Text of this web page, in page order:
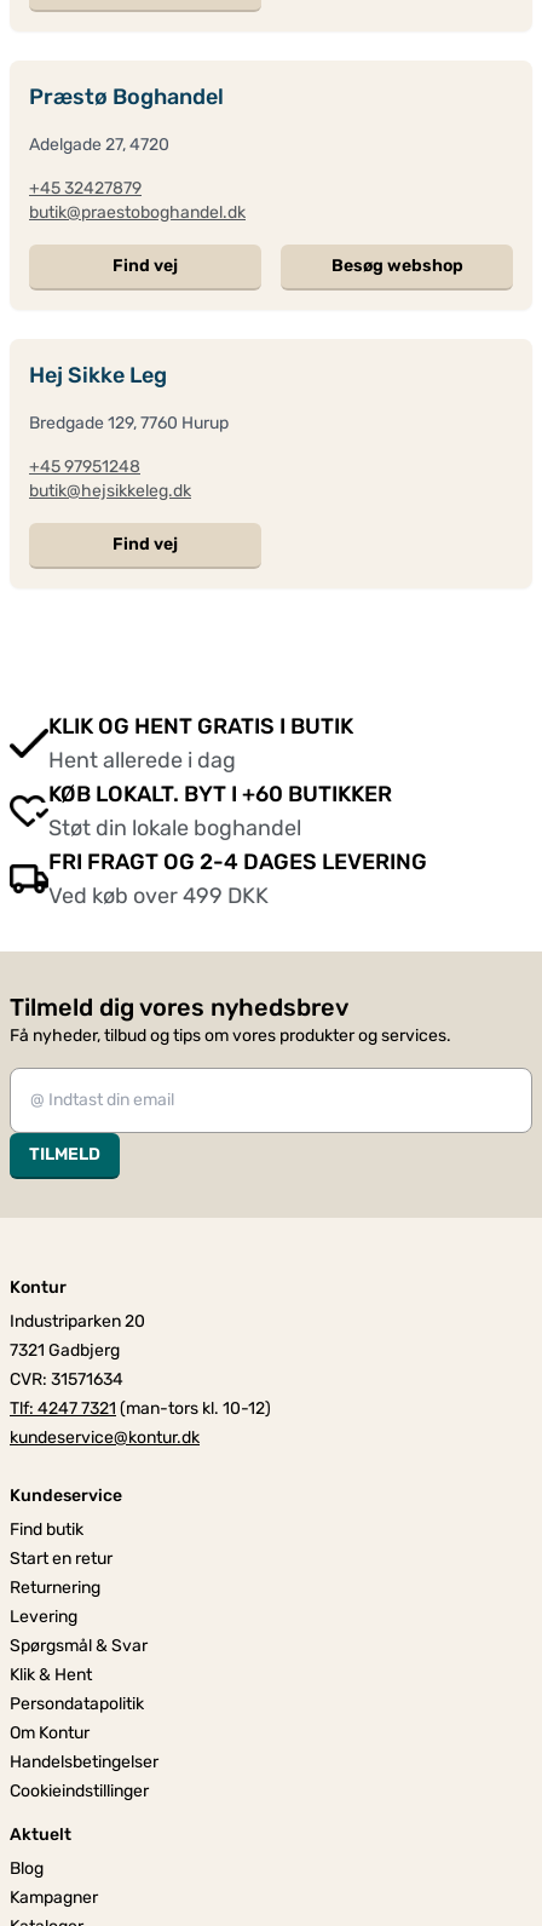
Præstø Boghandel
Adelgade 27, 4720
+45 32427879
butik@praestoboghandel.dk
Find vej Besøg webshop
Hej Sikke Leg
Bredgade 129, 7760 Hurup
+45 97951248
butik@hejsikkeleg.dk
Find vej
KLIK OG HENT GRATIS I BUTIK
Hent allerede i dag
KØB LOKALT. BYT I +60 BUTIKKER
Støt din lokale boghandel
FRI FRAGT OG 2-4 DAGES LEVERING
Ved køb over 499 DKK
Tilmeld dig vores nyhedsbrev
Få nyheder, tilbud og tips om vores produkter og services.
TILMELD
Kontur
Industriparken 20
7321 Gadbjerg
CVR: 31571634
Tlf: 4247 7321 (man-tors kl. 10-12)
kundeservice@kontur.dk
Kundeservice
Find butik
Start en retur
Returnering
Levering
Spørgsmål & Svar
Klik & Hent
Persondatapolitik
Om Kontur
Handelsbetingelser
Cookieindstillinger
Aktuelt
Blog
Kampagner